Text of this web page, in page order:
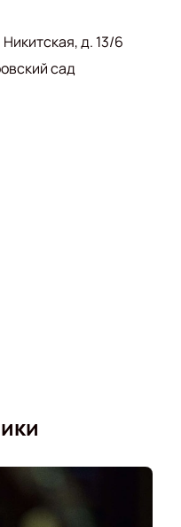
д. 13/6
сад